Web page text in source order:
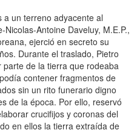
un terreno adyacente al
Antoine Daveluy, M.E.P.,
ejerció en secreto su
Durante el traslado, Pietro
de la tierra que rodeaba
contener fragmentos de
sin un rito funerario digno
de la época. Por ello, reservó
crucifijos y coronas del
en ellos la tierra extraída de